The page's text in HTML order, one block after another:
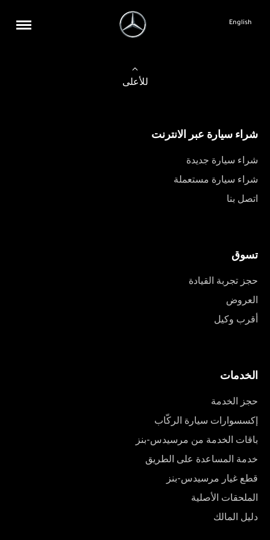
English
للأعلى
شراء سيارة عبر الانترنت
شراء سيارة جديدة
شراء سيارة مستعملة
اتصل بنا
تسوق
حجز تجربة القيادة
العروض
أقرب وكيل
الخدمات
حجز الخدمة
إكسسوارات سيارة الركّاب
باقات الخدمة من مرسيدس-بنز
خدمة المساعدة على الطريق
قطع غيار مرسيدس-بنز
الملحقات الأصلية
دليل المالك